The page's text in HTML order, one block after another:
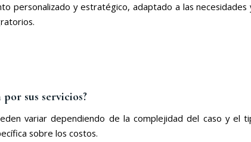
personalizado y estratégico, adaptado a las
sus servicios?
variar dependiendo de la complejidad del caso y el
sobre los costos.